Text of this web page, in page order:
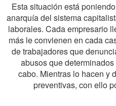
Esta situación está
anarquía del sistema
laborales. Cada empresario
más le convienen en cada
de trabajadores que
abusos que
cabo. Mientras lo hacen y
preventivas, con ello